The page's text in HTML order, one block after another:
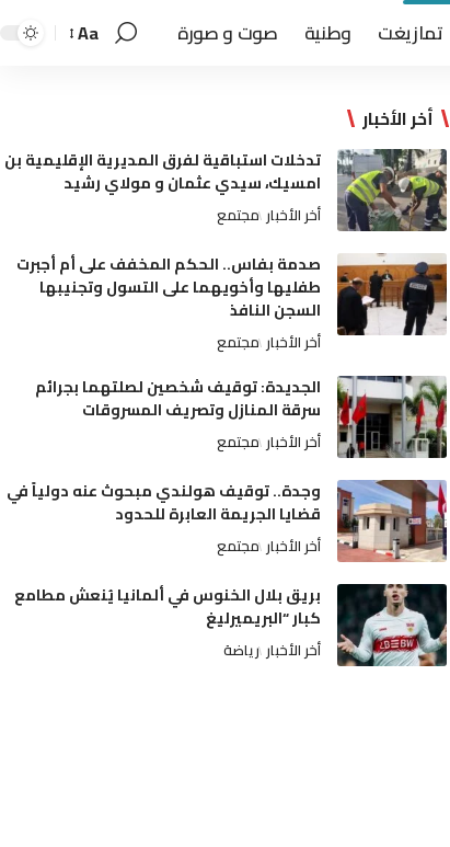
تمازيغت وطنية صوت و صورة Aa
أخر الأخبار
تدخلات استباقية لفرق المديرية الإقليمية بن
امسيك، سيدي عثمان و مولاي رشيد
أخر الأخبار مجتمع
صدمة بفاس.. الحكم المخفف على أم أجبرت
طفليها وأخويهما على التسول وتجنيبها
السجن النافذ
أخر الأخبار مجتمع
الجديدة: توقيف شخصين لصلتهما بجرائم
سرقة المنازل وتصريف المسروقات
أخر الأخبار مجتمع
وجدة.. توقيف هولندي مبحوث عنه دولياً في
قضايا الجريمة العابرة للحدود
أخر الأخبار مجتمع
بريق بلال الخنوس في ألمانيا يُنعش مطامع
كبار “البريميرليغ
أخر الأخبار رياضة